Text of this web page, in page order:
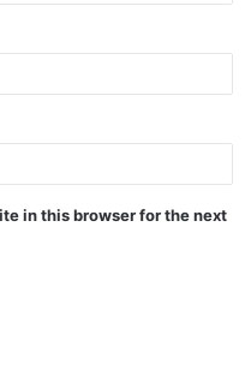
in this browser for the next